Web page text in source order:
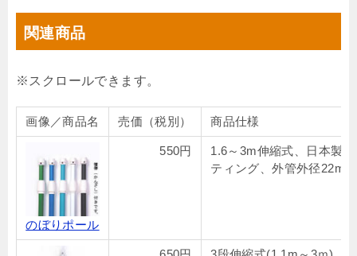
関連商品
画像／商品名 売価（税別） 商品仕様
のぼりポール
550円
1.6～3m伸縮式、日本製
ティング、外管外径22mm